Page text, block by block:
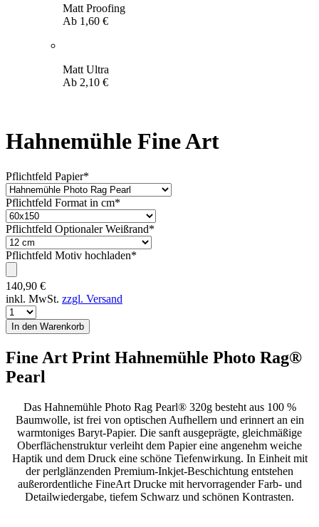
Matt Proofing
Ab 1,60 €
Matt Ultra
Ab 2,10 €
Hahnemühle Fine Art
Pflichtfeld Papier*
Pflichtfeld Format in cm*
Pflichtfeld Optionaler Weißrand*
Pflichtfeld Motiv hochladen*
140,90 €
inkl. MwSt. zzgl. Versand
Fine Art Print Hahnemühle Photo Rag®
Pearl
Das Hahnemühle Photo Rag Pearl® 320g besteht aus 100 %
Baumwolle, ist frei von optischen Aufhellern und erinnert an ein
warmtoniges Baryt-Papier. Die sanft ausgeprägte, gleichmäßige
Oberflächenstruktur verleiht dem Papier eine angenehm weiche
Haptik und dem Druck eine schöne Tiefenwirkung. In Einheit mit
der perlglänzenden Premium-Inkjet-Beschichtung entstehen
außerordentliche FineArt Drucke mit hervorragender Farb- und
Detailwiedergabe, tiefem Schwarz und schönen Kontrasten.